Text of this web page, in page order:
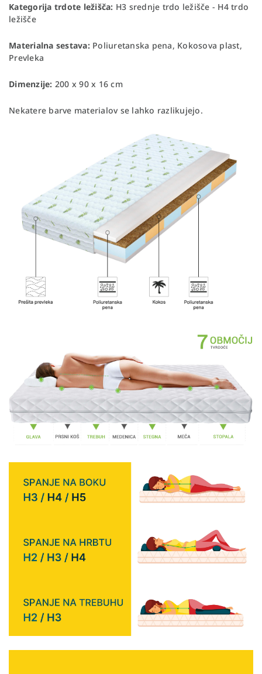
Kategorija trdote ležišča: H3 srednje trdo ležišče - H4 trdo
ležišče
Materialna sestava:Poliuretanska pena, Kokosova plast,
Prevleka
Dimenzije: 200 x 90 x 16 cm
Nekatere barve materialov se lahko razlikujejo.